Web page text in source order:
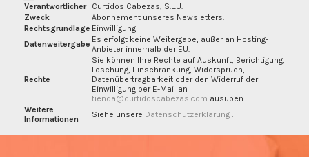
Verantwortlicher
Curtidos Cabezas, S.L.U.
Zweck
Abonnement unseres Newsletters.
Rechtsgrundlage Einwilligung
Datenweitergabe Es erfolgt keine Weitergabe, außer an Hosting-
Anbieter innerhalb der EU.
Rechte
Sie können Ihre Rechte auf Auskunft, Berichtigung,
Löschung, Einschränkung, Widerspruch,
Datenübertragbarkeit oder den Widerruf der
Einwilligung per E-Mail an
tienda@curtidoscabezas.com ausüben.
Weitere
Informationen
Siehe unsere Datenschutzerklärung